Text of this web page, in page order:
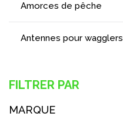
Amorces de pêche
Antennes pour wagglers
FILTRER PAR
MARQUE